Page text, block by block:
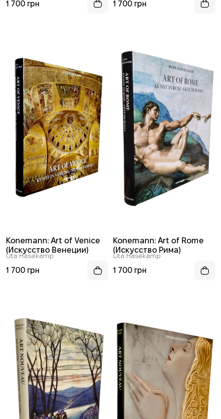
1 700 грн 1 700 грн
Konemann: Art of Venice
(Искусство Венеции)
Uta Hasekamp
1 700 грн
Konemann: Art of Rome
(Искусство Рима)
Uta Hasekamp
1 700 грн